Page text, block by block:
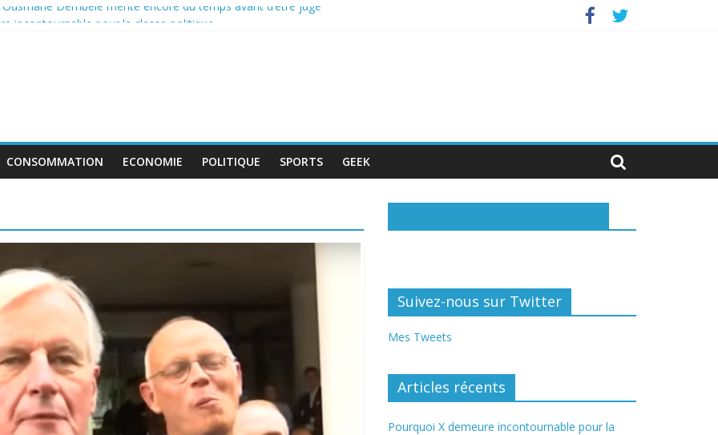
Ousmane Dembélé mérite encore du temps avant d’être jugé
CONSOMMATION ECONOMIE POLITIQUE SPORTS GEEK
Suivez-nous sur Twitter
Mes Tweets
Articles récents
Pourquoi X demeure incontournable pour la